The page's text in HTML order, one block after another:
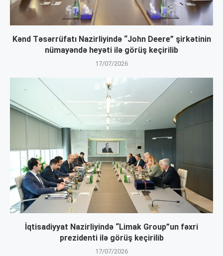
Kənd Təsərrüfatı Nazirliyində “John Deere” şirkətinin
nümayəndə heyəti ilə görüş keçirilib
17/07/2026
İqtisadiyyat Nazirliyində “Limak Group”un fəxri
prezidenti ilə görüş keçirilib
17/07/2026